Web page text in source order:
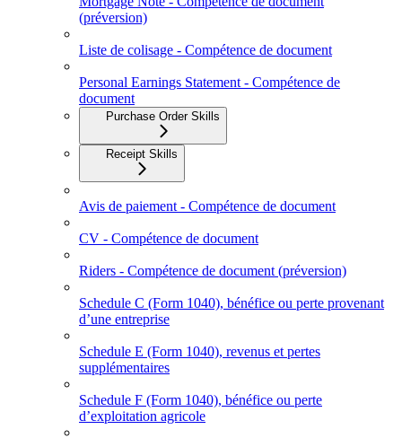
(préversion)
Liste de colisage - Compétence de document
Personal Earnings Statement - Compétence de
document
Purchase Order Skills
Receipt Skills
Avis de paiement - Compétence de document
CV - Compétence de document
Riders - Compétence de document (préversion)
Schedule C (Form 1040), bénéfice ou perte provenant
d’une entreprise
Schedule E (Form 1040), revenus et pertes
supplémentaires
Schedule F (Form 1040), bénéfice ou perte
d’exploitation agricole